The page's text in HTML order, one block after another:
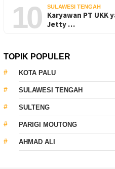
10 SULAWESI TENGAH
Karyawan PT UKK
Jetty …
TOPIK POPULER
KOTA PALU
SULAWESI TENGAH
SULTENG
PARIGI MOUTONG
AHMAD ALI